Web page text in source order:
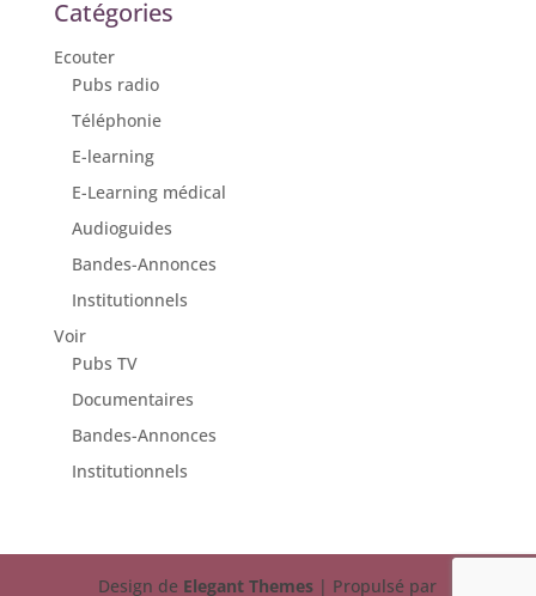
Catégories
Ecouter
Pubs radio
Téléphonie
E-learning
E-Learning médical
Audioguides
Bandes-Annonces
Institutionnels
Voir
Pubs TV
Documentaires
Bandes-Annonces
Institutionnels
Design de Elegant Themes | Propulsé par